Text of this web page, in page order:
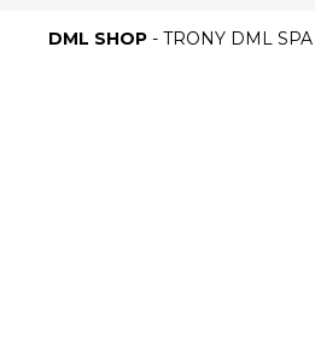
DML SHOP - TRONY DML